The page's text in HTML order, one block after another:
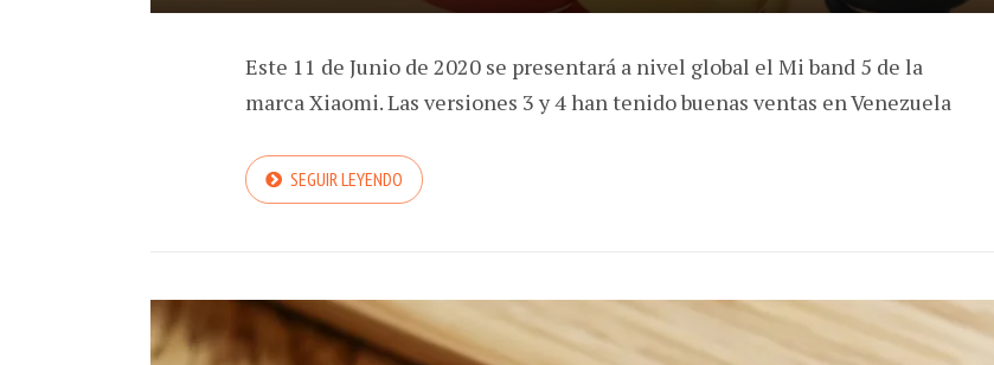
Este 11 de Junio de 2020 se presentará a nivel global el Mi band 5 de la
marca Xiaomi. Las versiones 3 y 4 han tenido buenas ventas en Venezuela
SEGUIR LEYENDO